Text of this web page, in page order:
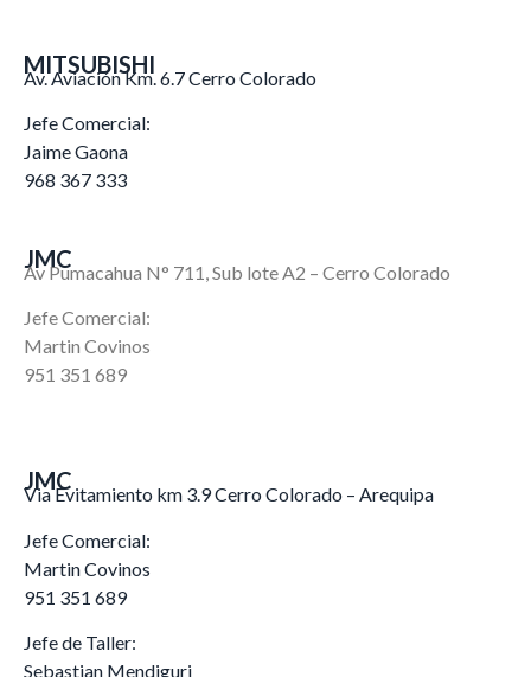
MITSUBISHI
Av. Aviación Km. 6.7 Cerro Colorado
Jefe Comercial:
Jaime Gaona
968 367 333
JMC
Av Pumacahua N° 711, Sub lote A2 – Cerro Colorado
Jefe Comercial:
Martin Covinos
951 351 689
JMC
Via Evitamiento km 3.9 Cerro Colorado – Arequipa
Jefe Comercial:
Martin Covinos
951 351 689
Jefe de Taller:
Sebastian Mendiguri